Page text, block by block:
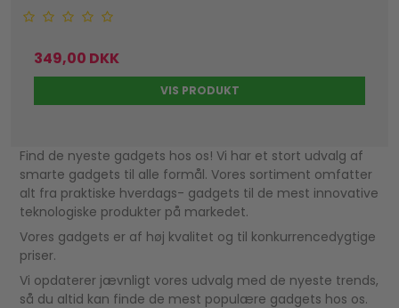
349,00 DKK
VIS PRODUKT
Find de nyeste gadgets hos os! Vi har et stort udvalg af
smarte gadgets til alle formål. Vores sortiment omfatter
alt fra praktiske hverdags- gadgets til de mest innovative
teknologiske produkter på markedet.
Vores gadgets er af høj kvalitet og til konkurrencedygtige
priser.
Vi opdaterer jævnligt vores udvalg med de nyeste trends,
så du altid kan finde de mest populære gadgets hos os.